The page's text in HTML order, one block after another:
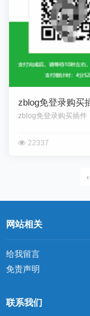
zblog免登录购买
22337
网站相关
给我留言
免责声明
联系我们